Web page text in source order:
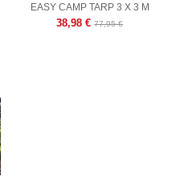
EASY CAMP TARP 3 X 3 M
38,98 € 77,95 €